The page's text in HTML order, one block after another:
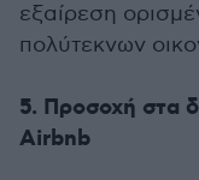
εξαίρεση
πολύτεκνων
5. Προσοχή στα
Airbnb